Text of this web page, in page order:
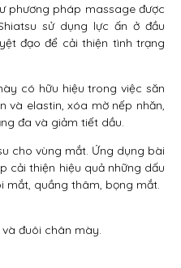
phương pháp massage được
sử dụng lực ấn ở đầu
đạo để cải thiện tình trạng
có hữu hiệu trong việc săn
và elastin, xóa mờ nếp nhăn,
đa và giảm tiết dầu.
cho vùng mắt. Ứng dụng bài
cải thiện hiệu quả những dấu
mắt, quầng thâm, bọng mắt.
đuôi chân mày.